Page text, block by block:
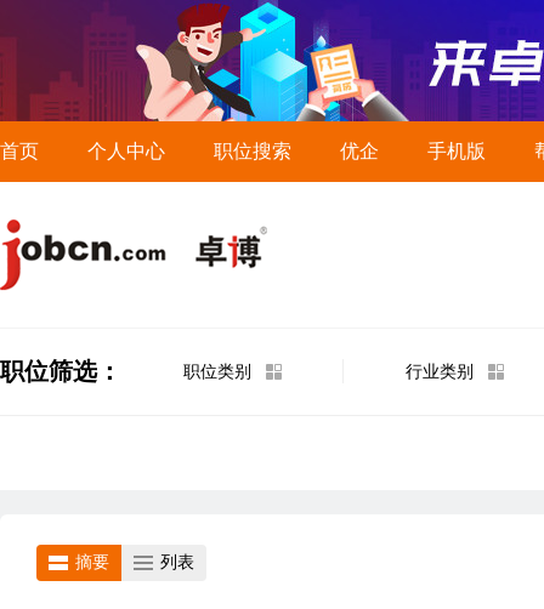
首页 个人中心 职位搜索 优企 手机版
职位筛选： 职位类别 行业类别
摘要 列表